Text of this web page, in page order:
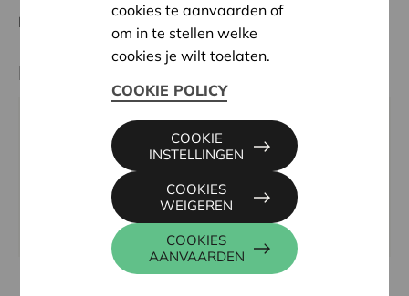
Beslissing: Goedgekeurd
Partner
Thomas More Mechelen-Antwerpen: Kenniscentrum
docAtlas, Sint-Andriesstraat 2, 2000 ANTWERPEN
+32 3 203 57 50
docatlas@thomasmore.be
https://www.thomasmore.be/docatlas
cookies te aanvaarden of
om in te stellen welke
cookies je wilt toelaten.
COOKIE POLICY
COOKIES
AANVAARDEN
COOKIES
WEIGEREN
COOKIE
INSTELLINGEN